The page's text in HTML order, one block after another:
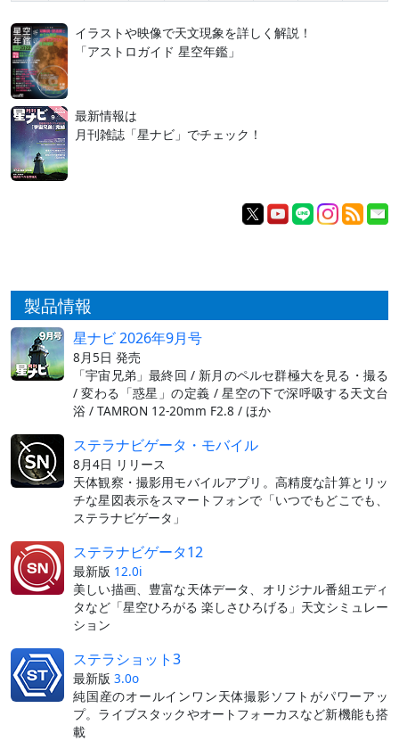
イラストや映像で天文現象を詳しく解説！
「アストロガイド 星空年鑑」
最新情報は
月刊雑誌「星ナビ」でチェック！
製品情報
星ナビ 2026年9月号
8月5日 発売
「宇宙兄弟」最終回 / 新月のペルセ群極大を見る・撮る
/ 変わる「惑星」の定義 / 星空の下で深呼吸する天文台
浴 / TAMRON 12-20mm F2.8 / ほか
ステラナビゲータ・モバイル
8月4日 リリース
天体観察・撮影用モバイルアプリ。高精度な計算とリッ
チな星図表示をスマートフォンで「いつでもどこでも、
ステラナビゲータ」
ステラナビゲータ12
最新版 12.0i
美しい描画、豊富な天体データ、オリジナル番組エディ
タなど「星空ひろがる 楽しさひろげる」天文シミュレー
ション
ステラショット3
最新版 3.0o
純国産のオールインワン天体撮影ソフトがパワーアッ
プ。ライブスタックやオートフォーカスなど新機能も搭
載